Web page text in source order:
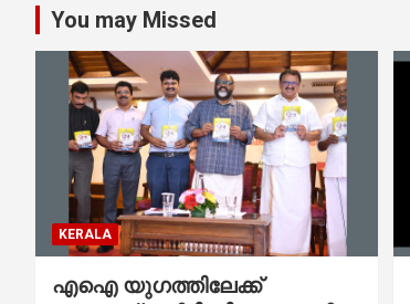
You may Missed
KERALA
എഐ യുഗത്തിലേക്ക്